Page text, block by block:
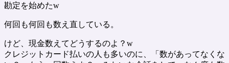
勘定を始めたw
何回も何回も数え直している。
けど、現金数えてどうするのよ？w
クレジットカード払いの人も多いのに、「数があってなくな